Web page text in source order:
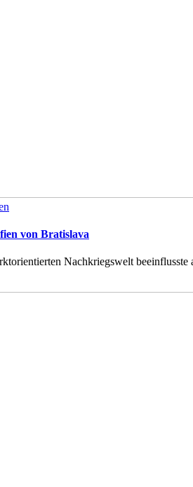
von Bratislava
Nachkriegswelt